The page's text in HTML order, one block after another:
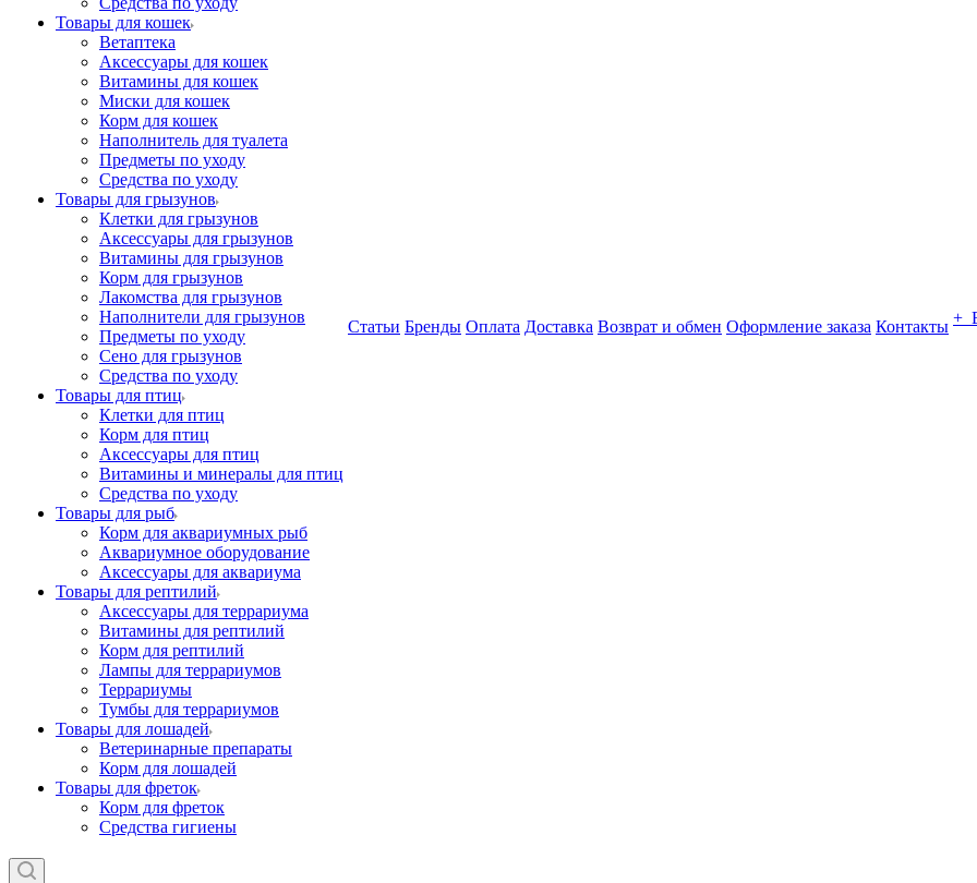
Товары для кошек
Ветаптека
Аксессуары для кошек
Витамины для кошек
Миски для кошек
Корм для кошек
Наполнитель для туалета
Предметы по уходу
Средства по уходу
Товары для грызунов
Клетки для грызунов
Аксессуары для грызунов
Витамины для грызунов
Корм для грызунов
Лакомства для грызунов
Наполнители для грызунов
Предметы по уходу
Сено для грызунов
Средства по уходу
Товары для птиц
Клетки для птиц
Корм для птиц
Аксессуары для птиц
Витамины и минералы для птиц
Средства по уходу
Товары для рыб
Корм для аквариумных рыб
Аквариумное оборудование
Аксессуары для аквариума
Товары для рептилий
Аксессуары для террариума
Витамины для рептилий
Корм для рептилий
Лампы для террариумов
Террариумы
Тумбы для террариумов
Товары для лошадей
Ветеринарные препараты
Корм для лошадей
Товары для фреток
Корм для фреток
Средства гигиены
Статьи Бренды Оплата Доставка Возврат и обмен Оформление заказа Контакты +